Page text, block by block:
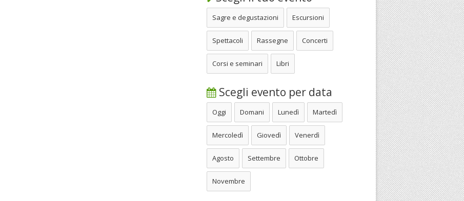
Sagre e degustazioni Escursioni
Spettacoli Rassegne Concerti
Corsi e seminari Libri
Scegli evento per data
Oggi Domani Lunedì Martedì
Mercoledì Giovedì Venerdì
Agosto Settembre Ottobre
Novembre